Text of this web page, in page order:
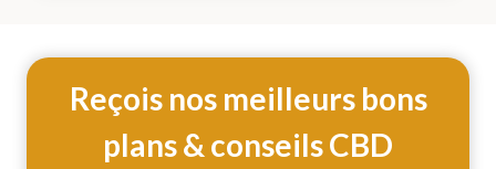
DU
REGGAE,
MORTE
À
Reçois nos meilleurs bons
plans & conseils CBD